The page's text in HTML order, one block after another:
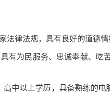
法律法规，具有良好的道德
有为民服务、忠诚奉献、吃
中以上学历，具备熟练的